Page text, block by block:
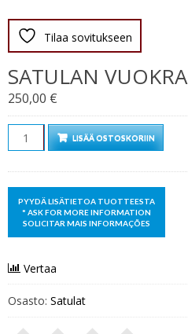
Tilaa sovitukseen
SATULAN VUOKRA
250,00 €
Määrä LISÄÄ OSTOSKORIIN
Vertaa
Osasto: Satulat